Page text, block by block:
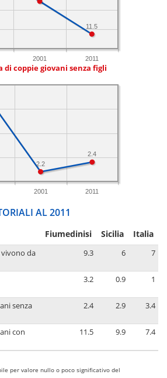
2001 2011
11.5
di coppie giovani senza figli
2001 2011
2.4
2.2
AL 2011
Fiumedinisi Sicilia Italia
vivono da
9.3 6 7
3.2 0.9 1
senza
2.4 2.9 3.4
con
11.5 9.9 7.4
per valore nullo o poco significativo del